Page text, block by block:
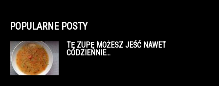
POPULARNE POSTY
TĘ ZUPĘ MOŻESZ JEŚĆ NAWET
CODZIENNIE…